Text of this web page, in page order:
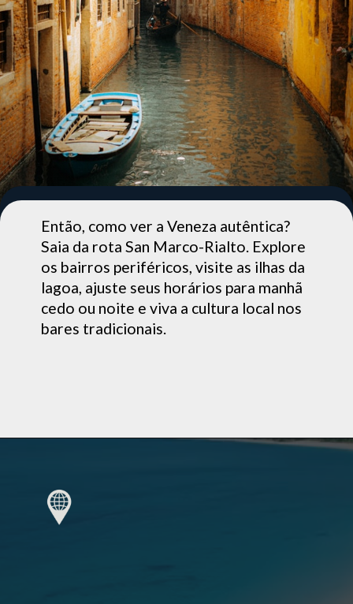
Então, como ver a Veneza autêntica?
Saia da rota San Marco-Rialto. Explore
os bairros periféricos, visite as ilhas da
lagoa, ajuste seus horários para manhã
cedo ou noite e viva a cultura local nos
bares tradicionais.